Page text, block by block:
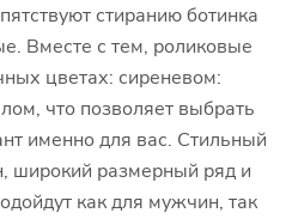
стиранию ботинка
Вместе с тем, роликовые
цветах: сиреневом:
что позволяет выбрать
именно для вас. Стильный
широкий размерный ряд и
как для мужчин, так